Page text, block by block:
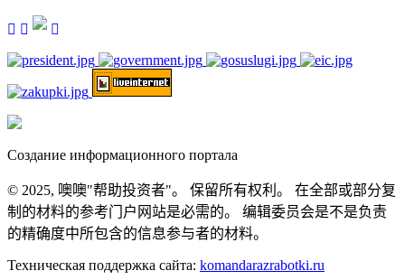
Создание информационного портала
© 2025, 噢噢"帮助投资者"。 保留所有权利。 在全部或部分复
制的材料的参考门户网站是必需的。 编辑委员会是不是负责
的精确度中所包含的信息参与者的材料。
Техническая поддержка сайта: komandarazrabotki.ru